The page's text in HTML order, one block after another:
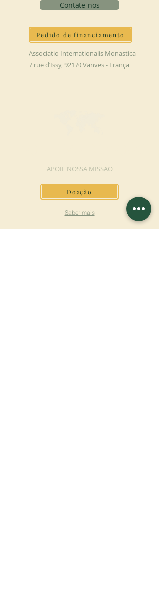
Contate-nos
Pedido de financiamento
Associatio Internationalis Monastica
7 rue d’Issy, 92170 Vanves - França
APOIE NOSSA MISSÃO
Doação
Saber mais